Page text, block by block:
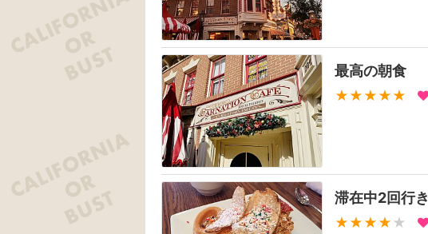
最高の朝食
★★★★★
滞在中2回行
★★★★ ★